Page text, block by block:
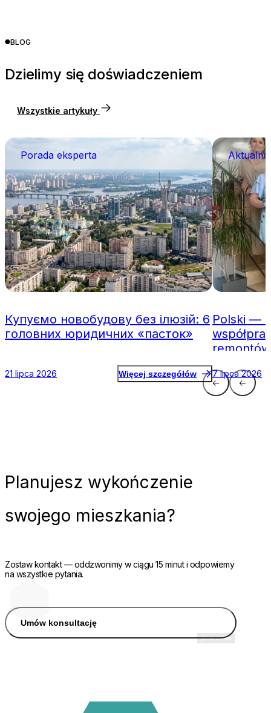
BLOG
Dzielimy się doświadczeniem
Wszystkie artykuły
Porada eksperta
Купуємо новобудову без ілюзій: 6
головних юридичних «пасток»
21 lipca 2026 Więcej szczegółów
Polski —
remontów
7 lipca 2026
Planujesz wykończenie
swojego mieszkania?
Zostaw kontakt — oddzwonimy w ciągu 15 minut i odpowiemy
na wszystkie pytania.
Umów konsultację